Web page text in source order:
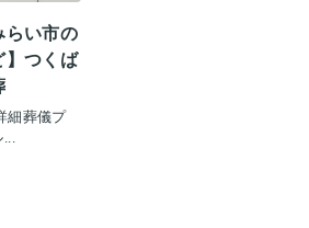
らい市の
】つくば
細葬儀プ
...